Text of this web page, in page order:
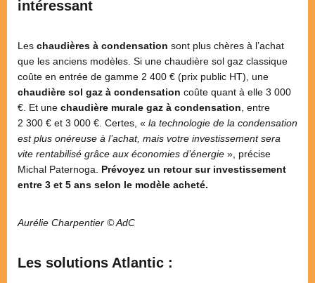
intéressant
Les chaudières à condensation sont plus chères à l’achat
que les anciens modèles. Si une chaudière sol gaz classique
coûte en entrée de gamme 2 400 € (prix public HT), une
chaudière sol gaz à condensation coûte quant à elle 3 000
€. Et une chaudière murale gaz à condensation , entre
2 300 € et 3 000 €. Certes, « la technologie de la condensation
est plus onéreuse à l’achat, mais votre investissement sera
vite rentabilisé grâce aux économies d’énergie », précise
Michal Paternoga. Prévoyez un retour sur investissement
entre 3 et 5 ans selon le modèle acheté.
Aurélie Charpentier © AdC
Les solutions Atlantic :